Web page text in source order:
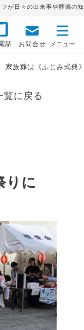
が日々の出来事や葬儀の
話 お問合せ
家族葬は《ふじみ式典
覧に戻る
りに